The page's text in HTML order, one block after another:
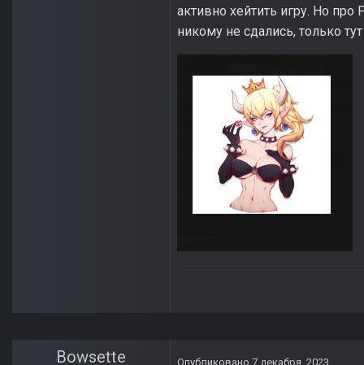
активно хейтить игру. Но
никому не сдались, только
Bowsette Опубликовано 7 декабря, 2023